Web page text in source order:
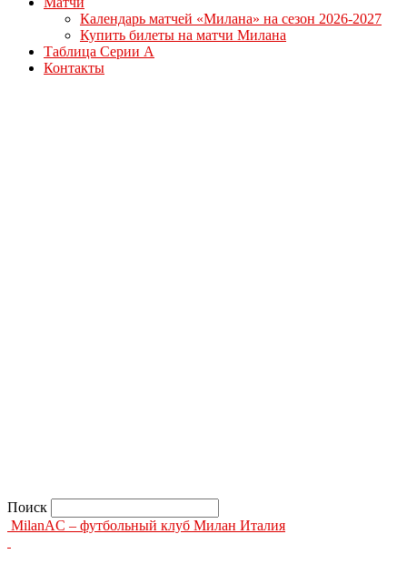
Календарь матчей «Милана» на сезон 2026-2027
Купить билеты на матчи Милана
Таблица Серии А
Контакты
Поиск
MilanAC – футбольный клуб Милан Италия